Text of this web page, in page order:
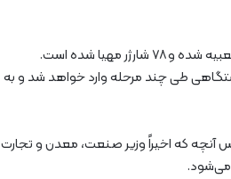
به گفته منوچهر منطقی در جهت فرآهم آوردن زیرساخت‌ها، تاکنون ۱۵ جایگاه تعبیه شده و ۷۸ شارژر مهیا شده است.
خودروهای برقی وارد شده و از آبان ماه به بعد به صورت ۱۰۰۰ دستگاهی طی چند مرحله وارد خواهد شد و به
آنچه که اخیراً وزیر صنعت، معدن و تجارت
می‌شود.